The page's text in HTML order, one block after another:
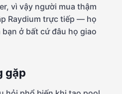
vì vậy người mua thậm
Raydium trực tiếp — họ
ở bất cứ đâu họ giao
gặp